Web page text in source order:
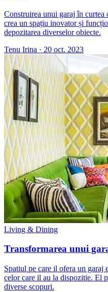
Construirea unui garaj în curtea
crea un spațiu inovator și
depozitarea diverselor obiecte.
Tenu Irina · 20 oct. 2023
Living & Dining
Transformarea unui
Spatiul pe care il ofera un garaj
celor care il au la dispozitie. El
diverse scopuri.